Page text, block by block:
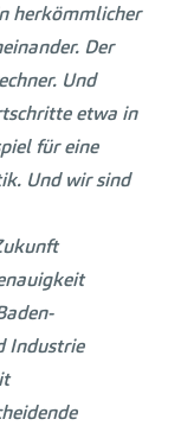
herkömmlicher
Der
Und
etwa in
für eine
Und wir sind
Industrie